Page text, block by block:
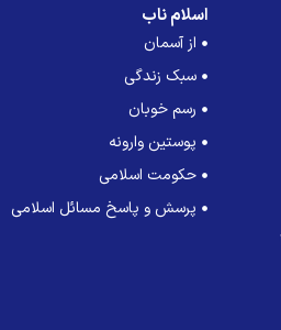
اسلام ناب
از آسمان
سبک زندگی
رسم خوبان
پوستین وارونه
حکومت اسلامی
پرسش و پاسخ مسائل اسلامی